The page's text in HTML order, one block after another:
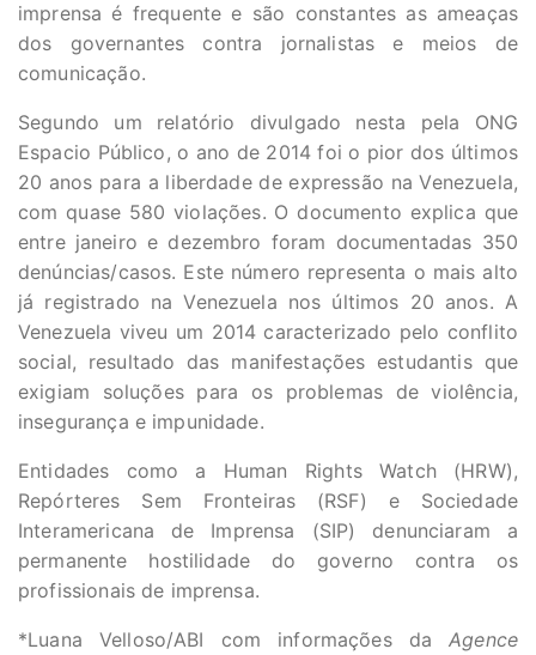
imprensa é frequente e são constantes as ameaças
dos governantes contra jornalistas e meios de
comunicação.
Segundo um relatório divulgado nesta pela ONG
Espacio Público, o ano de 2014 foi o pior dos últimos
20 anos para a liberdade de expressão na Venezuela,
com quase 580 violações. O documento explica que
entre janeiro e dezembro foram documentadas 350
denúncias/casos. Este número representa o mais alto
já registrado na Venezuela nos últimos 20 anos. A
Venezuela viveu um 2014 caracterizado pelo conflito
social, resultado das manifestações estudantis que
exigiam soluções para os problemas de violência,
insegurança e impunidade.
Entidades como a Human Rights Watch (HRW),
Repórteres Sem Fronteiras (RSF) e Sociedade
Interamericana de Imprensa (SIP) denunciaram a
permanente hostilidade do governo contra os
profissionais de imprensa.
*Luana Velloso/ABI com informações daAgence